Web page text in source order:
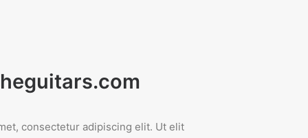
consectetur adipiscing elit. Ut elit